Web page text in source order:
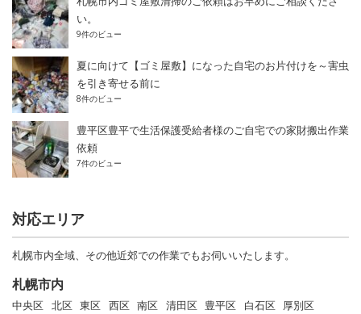
い。
9件のビュー
夏に向けて【ゴミ屋敷】になった自宅のお片付けを～害虫
を引き寄せる前に
8件のビュー
豊平区豊平で生活保護受給者様のご自宅での家財搬出作業
依頼
7件のビュー
対応エリア
札幌市内全域、その他近郊での作業でもお伺いいたします。
札幌市内
中央区 北区 東区 西区 南区 清田区 豊平区 白石区 厚別区